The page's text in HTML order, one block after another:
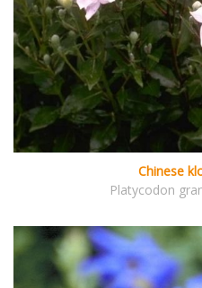
Chinese
Platycodon